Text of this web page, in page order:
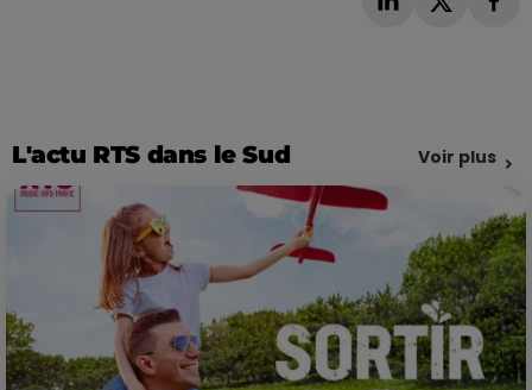
L'actu RTS dans le Sud Voir plus